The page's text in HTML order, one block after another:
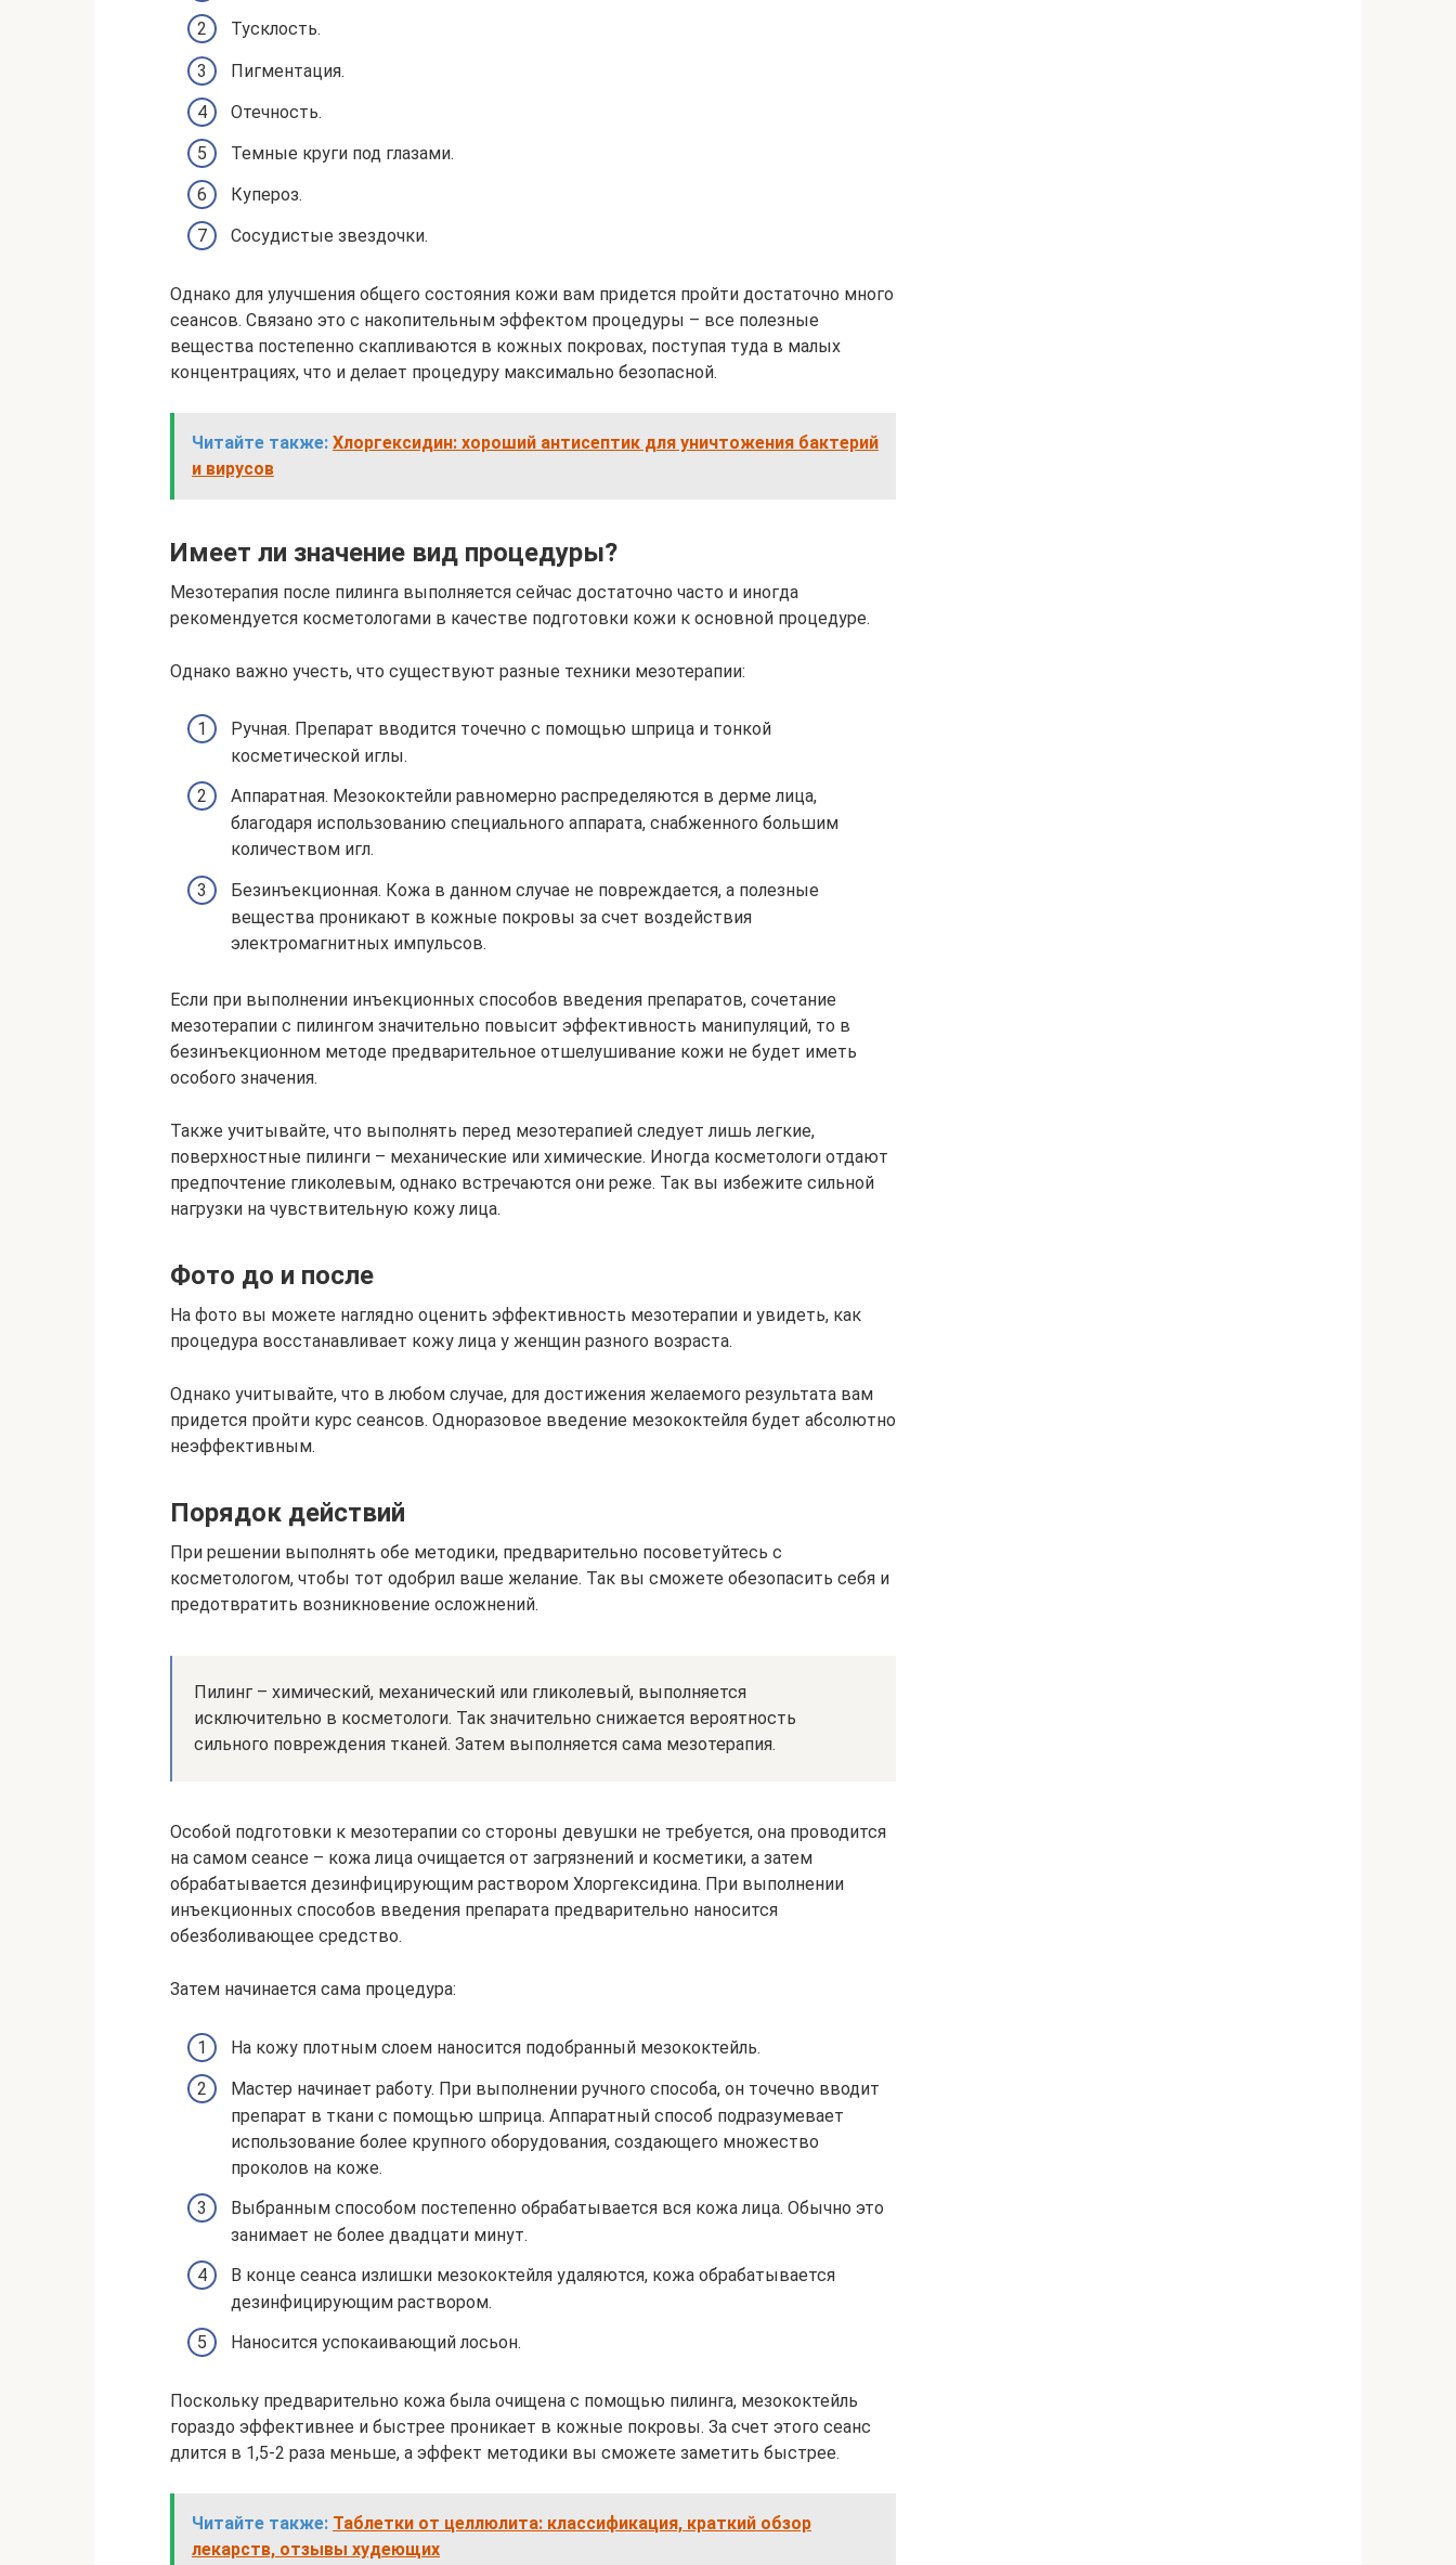
Тусклость.
Пигментация.
Отечность.
Темные круги под глазами.
Купероз.
Сосудистые звездочки.
Однако для улучшения общего состояния кожи вам придется пройти достаточно много
сеансов. Связано это с накопительным эффектом процедуры – все полезные
вещества постепенно скапливаются в кожных покровах, поступая туда в малых
концентрациях, что и делает процедуру максимально безопасной.
Читайте также: Хлоргексидин: хороший антисептик для уничтожения бактерий
и вирусов
Имеет ли значение вид процедуры?
Мезотерапия после пилинга выполняется сейчас достаточно часто и иногда
рекомендуется косметологами в качестве подготовки кожи к основной процедуре.
Однако важно учесть, что существуют разные техники мезотерапии:
Ручная. Препарат вводится точечно с помощью шприца и тонкой
косметической иглы.
Аппаратная. Мезококтейли равномерно распределяются в дерме лица,
благодаря использованию специального аппарата, снабженного большим
количеством игл.
Безинъекционная. Кожа в данном случае не повреждается, а полезные
вещества проникают в кожные покровы за счет воздействия
электромагнитных импульсов.
Если при выполнении инъекционных способов введения препаратов, сочетание
мезотерапии с пилингом значительно повысит эффективность манипуляций, то в
безинъекционном методе предварительное отшелушивание кожи не будет иметь
особого значения.
Также учитывайте, что выполнять перед мезотерапией следует лишь легкие,
поверхностные пилинги – механические или химические. Иногда косметологи отдают
предпочтение гликолевым, однако встречаются они реже. Так вы избежите сильной
нагрузки на чувствительную кожу лица.
Фото до и после
На фото вы можете наглядно оценить эффективность мезотерапии и увидеть, как
процедура восстанавливает кожу лица у женщин разного возраста.
Однако учитывайте, что в любом случае, для достижения желаемого результата вам
придется пройти курс сеансов. Одноразовое введение мезококтейля будет абсолютно
неэффективным.
Порядок действий
При решении выполнять обе методики, предварительно посоветуйтесь с
косметологом, чтобы тот одобрил ваше желание. Так вы сможете обезопасить себя и
предотвратить возникновение осложнений.
Пилинг – химический, механический или гликолевый, выполняется
исключительно в косметологи. Так значительно снижается вероятность
сильного повреждения тканей. Затем выполняется сама мезотерапия.
Особой подготовки к мезотерапии со стороны девушки не требуется, она проводится
на самом сеансе – кожа лица очищается от загрязнений и косметики, а затем
обрабатывается дезинфицирующим раствором Хлоргексидина. При выполнении
инъекционных способов введения препарата предварительно наносится
обезболивающее средство.
Затем начинается сама процедура:
На кожу плотным слоем наносится подобранный мезококтейль.
Мастер начинает работу. При выполнении ручного способа, он точечно вводит
препарат в ткани с помощью шприца. Аппаратный способ подразумевает
использование более крупного оборудования, создающего множество
проколов на коже.
Выбранным способом постепенно обрабатывается вся кожа лица. Обычно это
занимает не более двадцати минут.
В конце сеанса излишки мезококтейля удаляются, кожа обрабатывается
дезинфицирующим раствором.
Наносится успокаивающий лосьон.
Поскольку предварительно кожа была очищена с помощью пилинга, мезококтейль
гораздо эффективнее и быстрее проникает в кожные покровы. За счет этого сеанс
длится в 1,5-2 раза меньше, а эффект методики вы сможете заметить быстрее.
Читайте также: Таблетки от целлюлита: классификация, краткий обзор
лекарств, отзывы худеющих